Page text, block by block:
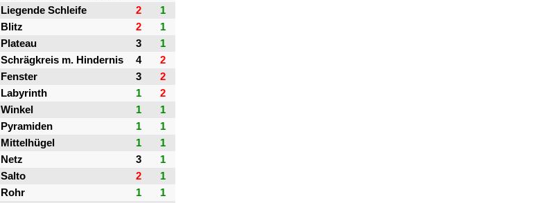
Liegende Schleife 2
1
Blitz 2
1
Plateau 3
1
Schrägkreis m. Hindernis 4
2
Fenster 3
2
Labyrinth 1
2
Winkel 1
1
Pyramiden 1
1
Mittelhügel 1
1
Netz 3
1
Salto 2
1
Rohr 1
1